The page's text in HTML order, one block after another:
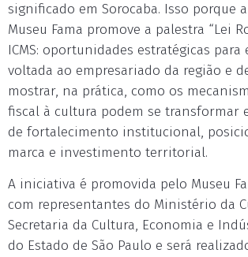
significado em Sorocaba. Isso porque
Museu Fama promove a palestra “Lei
ICMS: oportunidades estratégicas para
voltada ao empresariado da região e
mostrar, na prática, como os
fiscal à cultura podem se transformar
de fortalecimento institucional,
marca e investimento territorial.
A iniciativa é promovida pelo Museu
com representantes do Ministério da
Secretaria da Cultura, Economia e
do Estado de São Paulo e será